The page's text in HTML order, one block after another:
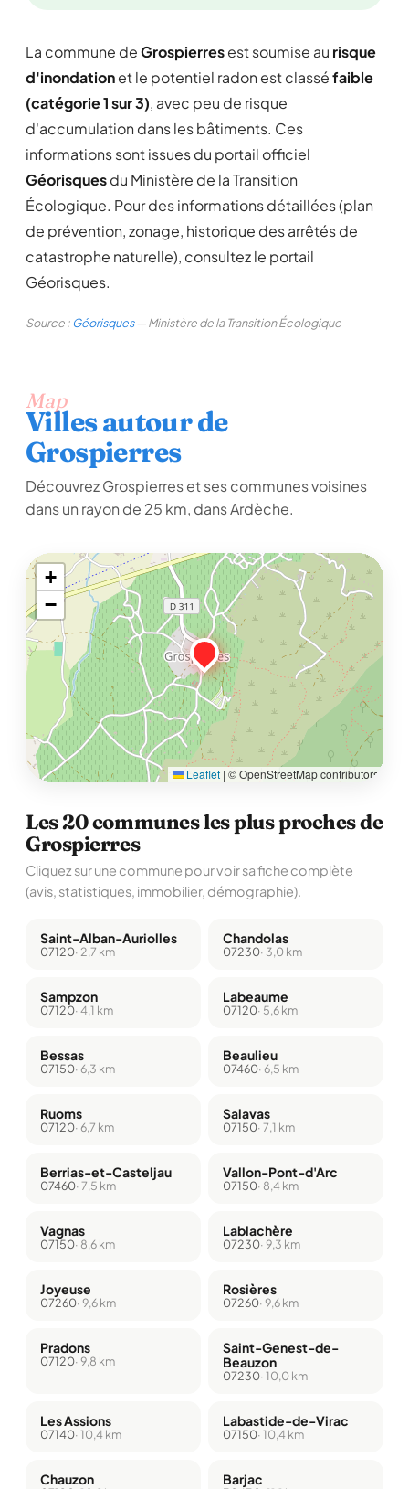
La commune deGrospierresest soumise au risque
d'inondationet le potentiel radon est classéfaible
(catégorie 1 sur 3), avec peu de risque
d'accumulation dans les bâtiments. Ces
informations sont issues du portail officiel
Géorisquesdu Ministère de la Transition
Écologique. Pour des informations détaillées (plan
de prévention, zonage, historique des arrêtés de
catastrophe naturelle), consultez le portail
Géorisques.
Source :Géorisques— Ministère de la Transition Écologique
Map
Villes autour de
Grospierres
Découvrez Grospierres et ses communes voisines
dans un rayon de 25 km, dans Ardèche.
+
−
Leaflet | © OpenStreetMap contributors
Les 20 communes les plus proches de
Grospierres
Cliquez sur une commune pour voir sa fiche complète
(avis, statistiques, immobilier, démographie).
Saint-Alban-Auriolles
07120· 2,7 km
Chandolas
07230· 3,0 km
Sampzon
07120· 4,1 km
Labeaume
07120· 5,6 km
Bessas
07150· 6,3 km
Beaulieu
07460· 6,5 km
Ruoms
07120· 6,7 km
Salavas
07150· 7,1 km
Berrias-et-Casteljau
07460· 7,5 km
Vallon-Pont-d'Arc
07150· 8,4 km
Vagnas
07150· 8,6 km
Lablachère
07230· 9,3 km
Joyeuse
07260· 9,6 km
Rosières
07260· 9,6 km
Pradons
07120· 9,8 km
Saint-Genest-de-
Beauzon
07230· 10,0 km
Les Assions
07140· 10,4 km
Labastide-de-Virac
07150· 10,4 km
Chauzon Barjac